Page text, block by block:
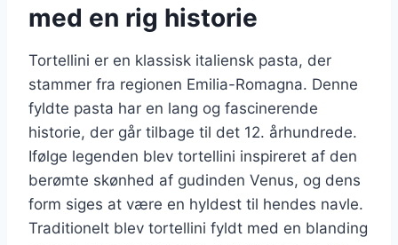
med en rig historie
Tortellini er en klassisk italiensk pasta, der
stammer fra regionen Emilia-Romagna. Denne
fyldte pasta har en lang og fascinerende
historie, der går tilbage til det 12. århundrede.
Ifølge legenden blev tortellini inspireret af den
berømte skønhed af gudinden Venus, og dens
form siges at være en hyldest til hendes navle.
Traditionelt blev tortellini fyldt med en blanding